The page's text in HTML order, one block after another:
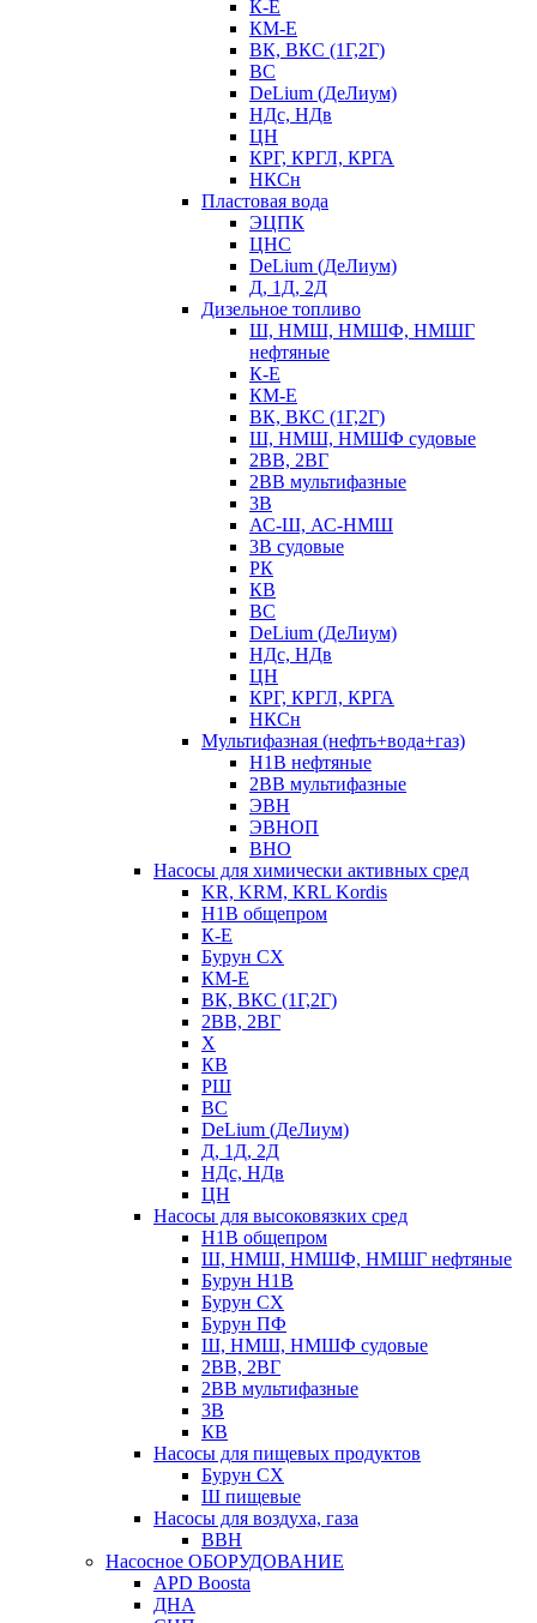
К-Е
КМ-Е
ВК, ВКС (1Г,2Г)
ВС
DeLium (ДеЛиум)
НДс, НДв
ЦН
КРГ, КРГЛ, КРГА
НКСн
Пластовая вода
ЭЦПК
ЦНС
DeLium (ДеЛиум)
Д, 1Д, 2Д
Дизельное топливо
Ш, НМШ, НМШФ, НМШГ
нефтяные
К-Е
КМ-Е
ВК, ВКС (1Г,2Г)
Ш, НМШ, НМШФ судовые
2ВВ, 2ВГ
2ВВ мультифазные
3В
АС-Ш, АС-НМШ
3В судовые
РК
КВ
ВС
DeLium (ДеЛиум)
НДс, НДв
ЦН
КРГ, КРГЛ, КРГА
НКСн
Мультифазная (нефть+вода+газ)
Н1В нефтяные
2ВВ мультифазные
ЭВН
ЭВНОП
ВНО
Насосы для химически активных сред
KR, KRM, KRL Kordis
Н1В общепром
К-Е
Бурун СХ
КМ-Е
ВК, ВКС (1Г,2Г)
2ВВ, 2ВГ
Х
КВ
РШ
ВС
DeLium (ДеЛиум)
Д, 1Д, 2Д
НДс, НДв
ЦН
Насосы для высоковязких сред
Н1В общепром
Ш, НМШ, НМШФ, НМШГ нефтяные
Бурун Н1В
Бурун СХ
Бурун ПФ
Ш, НМШ, НМШФ судовые
2ВВ, 2ВГ
2ВВ мультифазные
3В
КВ
Насосы для пищевых продуктов
Бурун СХ
Ш пищевые
Насосы для воздуха, газа
ВВН
Насосное ОБОРУДОВАНИЕ
APD Boosta
ДНА